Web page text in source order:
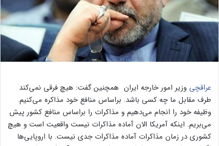
عراقچی وزیر امور خارجه ایران همچنین گفت: هیچ فرقی نمی‌کند
طرف مقابل ما چه کسی باشد. براساس منافع خود مذاکره می‌کنیم.
وظیفه خود را انجام می‌دهیم و مذاکرات را براساس منافع کشور پیش
می‌بریم. اینکه آمریکا الان آماده مذاکرات نیست واقعیت است و هیچ
کشوری در زمان مذاکرات آماده مذاکرات جدی نیست. با اروپایی‌ها